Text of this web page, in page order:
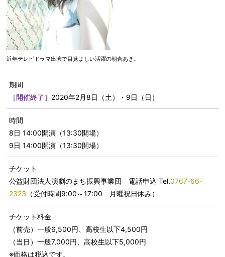
近年テレビドラマ出演で目覚ましい活躍の朝倉あき。
期間
［開催終了］ 2020年2月8日（土）・9日（日）
時間
8日 14:00開演（13:30開場）
9日 14:00開演（13:30開場）
チケット
公益財団法人演劇のまち振興事業団 電話申込 Tel.0767-66-
2323 （受付時間9:00～17:00 月曜祝日休み）
チケット料金
（前売）一般6,500円、高校生以下4,500円
（当日）一般7,000円、高校生以下5,000円
※価格は税込です。